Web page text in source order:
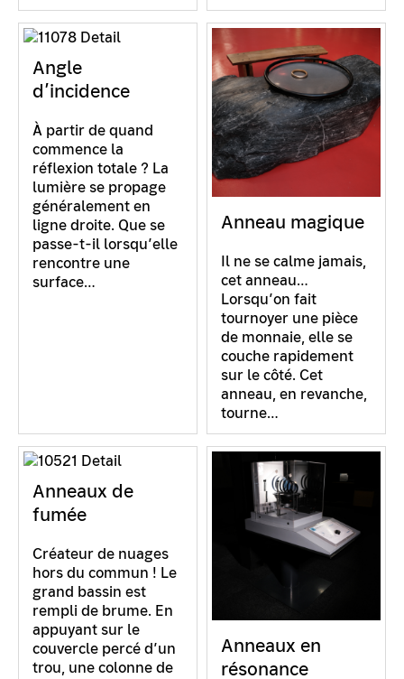
Angle
d’incidence
À partir de quand
commence la
réflexion totale ? La
lumière se propage
généralement en
ligne droite. Que se
passe-t-il lorsqu’elle
rencontre une
surface…
Anneau magique
Il ne se calme jamais,
cet anneau…
Lorsqu’on fait
tournoyer une pièce
de monnaie, elle se
couche rapidement
sur le côté. Cet
anneau, en revanche,
tourne…
Anneaux de
fumée
Créateur de nuages
hors du commun ! Le
grand bassin est
rempli de brume. En
appuyant sur le
couvercle percé d’un
trou, une colonne de
Anneaux en
résonance